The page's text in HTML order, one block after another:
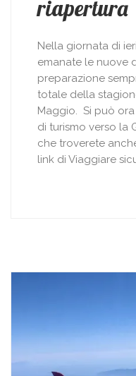
riapertura
Nella giornata di
emanate le nuove
preparazione
totale della
Maggio. Si può ora
di turismo verso la
che troverete
link di Viaggiare